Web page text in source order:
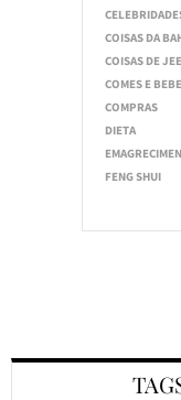
COISAS DA
COISAS DE JEE
COMES E
COMPRAS
DIETA
FENG SHUI